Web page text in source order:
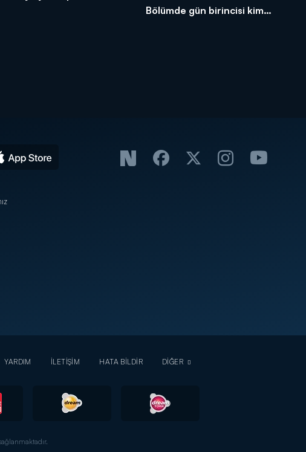
Bölümde gün birincisi kim
YARDIM İLETİŞİM HATA BİLDİR DİĞER